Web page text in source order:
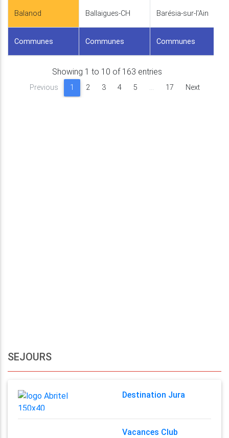
Balanod Ballaigues-CH Barésia-sur-l'Ain
Communes Communes Communes
Showing 1 to 10 of 163 entries
Previous 1 2 3 4 5 … 17 Next
SEJOURS
Destination Jura
Vacances Club